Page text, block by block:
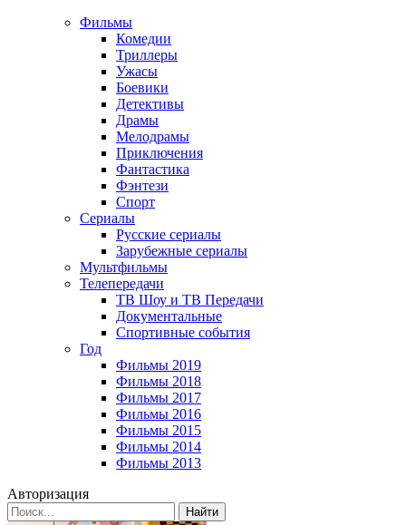
Фильмы
Комедии
Триллеры
Ужасы
Боевики
Детективы
Драмы
Мелодрамы
Приключения
Фантастика
Фэнтези
Спорт
Сериалы
Русские сериалы
Зарубежные сериалы
Мультфильмы
Телепередачи
ТВ Шоу и ТВ Передачи
Документальные
Спортивные события
Год
Фильмы 2019
Фильмы 2018
Фильмы 2017
Фильмы 2016
Фильмы 2015
Фильмы 2014
Фильмы 2013
Авторизация
Найти